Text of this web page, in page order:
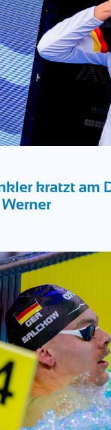
kratzt am